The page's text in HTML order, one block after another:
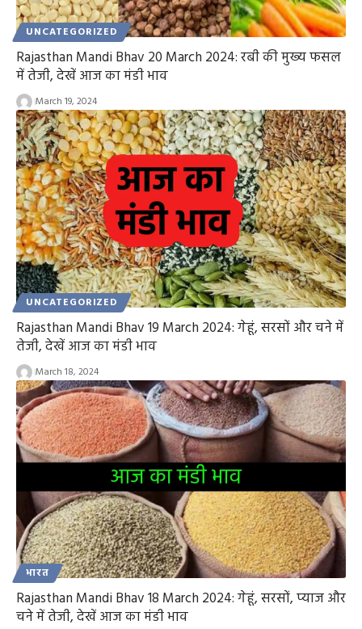
UNCATEGORIZED
Rajasthan Mandi Bhav 20 March 2024: रबी की मुख्य फसल
में तेजी, देखें आज का मंडी भाव
March 19, 2024
UNCATEGORIZED
Rajasthan Mandi Bhav 19 March 2024: गेहूं, सरसों और चने में
तेजी, देखें आज का मंडी भाव
March 18, 2024
भारत
Rajasthan Mandi Bhav 18 March 2024: गेहूं, सरसों, प्याज और
चने में तेजी, देखें आज का मंडी भाव